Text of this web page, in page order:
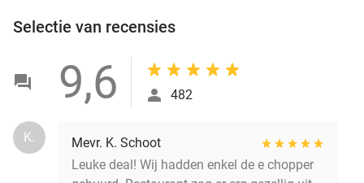
Selectie van recensies
9,6 482
K.
Mevr. K. Schoot
Leuke deal! Wij hadden enkel de e chopper